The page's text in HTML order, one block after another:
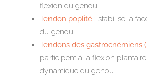
flexion du genou.
Tendon poplité : stabilise la
du genou.
Tendons des gastrocnémiens
participent à la flexion
dynamique du genou.